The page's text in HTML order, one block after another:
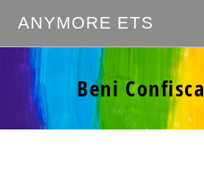
ANYMORE ETS
Beni